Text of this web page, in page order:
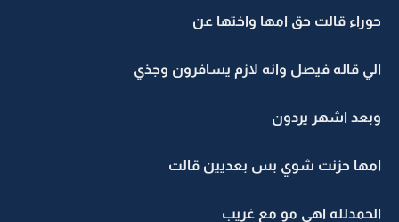
حوراء قالت حق امها واختها عن
الي قاله فيصل وانه لازم يسافرون وجذي
وبعد اشهر يردون
امها حزنت شوي بس بعديين قالت
الحمدلله اهي مو مع غريب